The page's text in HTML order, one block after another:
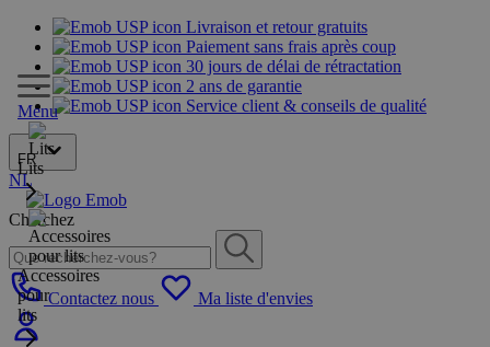
Livraison et retour gratuits
Paiement sans frais après coup
30 jours de délai de rétractation
2 ans de garantie
Service client & conseils de qualité
FR
NL
Cherchez
Contactez nous Ma liste d'envies
Menu
Lits
Accessoires
pour
lits